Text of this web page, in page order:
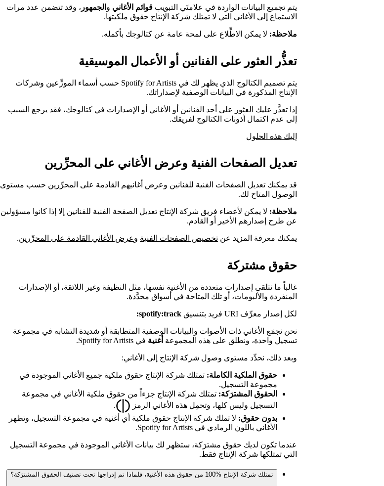
يتم تجميع البيانات الواردة في علامتَي التبويب قوائم الأغاني و الجمهور ، وقد تتضمن عدد مرات
الاستماع إلى الأغاني التي لا تمتلك شركة الإنتاج حقوق ملكيتها.
ملاحظة: لا يمكن الاطِّلاع على لمحة عامة عن كتالوجك بأكمله.
تعذُّر العثور على الفنانين أو الأعمال الموسيقية
يتم تصميم الكتالوج الذي يظهر لك في Spotify for Artists حسب أسماء الموزِّعين وشركات
الإنتاج المذكورة في البيانات الوصفية لإصداراتك.
إذا تعذَّر عليك العثور على أحد الفنانين أو الأغاني أو الإصدارات في كتالوجك، فقد يرجع السبب
إلى عدم اكتمال أذونات الكتالوج لفريقك.
إليك هذه الحلول
تعديل الصفحات الفنية وعرض الأغاني على المحرِّرين
قد يمكنك تعديل الصفحات الفنية للفنانين وعرض أغانيهم القادمة على المحرِّرين حسب مستوى
الوصول المتاح لك.
ملاحظة: لا يمكن لأعضاء فريق شركة الإنتاج تعديل الصفحة الفنية للفنانين إلا إذا كانوا مسؤولين
عن طرح إصدارهم الأخير أو القادم.
يمكنك معرفة المزيد عن تخصيص الصفحات الفنية وعرض الأغاني القادمة على المحرِّرين.
حقوق مشتركة
غالباً ما نتلقى إصدارات متعددة من الأغنية نفسها، مثل النظيفة وغير اللائقة، أو الإصدارات
المنفردة والألبومات، أو تلك المتاحة في أسواق محدَّدة.
لكل إصدار معرِّف URI فريد بتنسيق spotify:track:
نحن نجمَع الأغاني ذات الأصوات والبيانات الوصفية المتطابقة أو شديدة التشابه في مجموعة
تسجيل واحدة، ونطلق على هذه المجموعة أغنية في Spotify for Artists.
وبعد ذلك، نحدِّد مستوى وصول شركة الإنتاج إلى الأغاني:
حقوق الملكية الكاملة: تمتلك شركة الإنتاج حقوق ملكية جميع الأغاني الموجودة في
مجموعة التسجيل.
الحقوق المشترَكة: تمتلك شركة الإنتاج جزءاً من حقوق ملكية الأغاني في مجموعة
التسجيل وليس كلها، وتحمِل هذه الأغاني الرمز
.
بدون حقوق: لا تملك شركة الإنتاج حقوق ملكية أي أغنية في مجموعة التسجيل، وتظهر
الأغاني باللون الرمادي في Spotify for Artists.
عندما تكون لديك حقوق مشترَكة، ستظهر لك بيانات الأغاني الموجودة في مجموعة التسجيل
التي تمتلكها شركة الإنتاج فقط.
تمتلك شركة الإنتاج %100 من حقوق هذه الأغنية، فلماذا تم إدراجها تحت تصنيف الحقوق المشترَكة؟